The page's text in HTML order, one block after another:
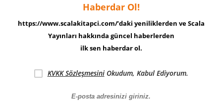
Haberdar Ol!
https://www.scalakitapci.com/’daki yeniliklerden ve Scala
Yayınları hakkında güncel haberlerden
ilk sen haberdar ol.
KVKK SözleşmesiniOkudum, Kabul Ediyorum.